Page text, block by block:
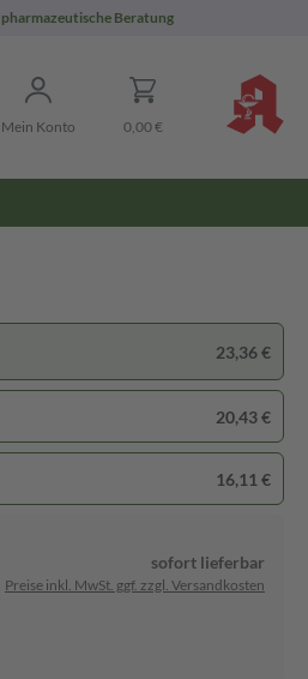
pharmazeutische Beratung
Mein Konto 0,00 €
23,36 €
20,43 €
16,11 €
sofort lieferbar
Preise inkl. MwSt. ggf. zzgl. Versandkosten